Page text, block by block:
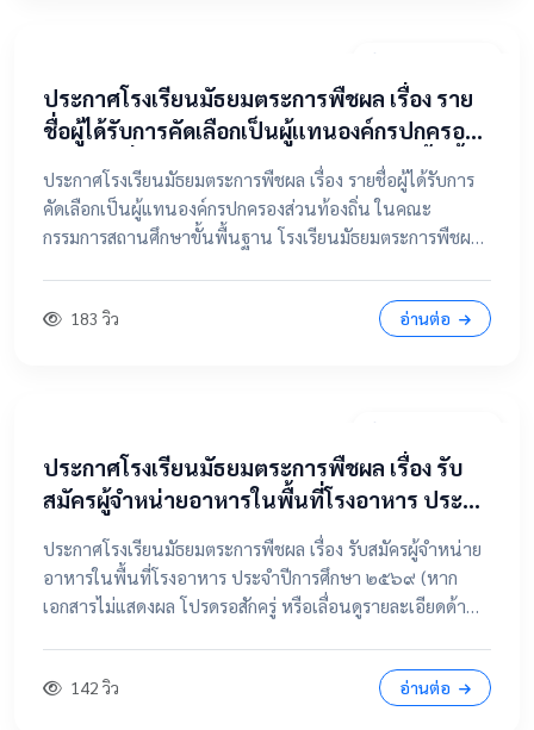
ประกาศโรงเรียนมัธยมตระการพืชผล เรื่อง ราย
ชื่อผู้ได้รับการคัดเลือกเป็นผู้แทนองค์กรปกครอง
ส่วนท้องถิ่น ในคณะกรรมการสถานศึกษาขั้นพื้น
ฐาน
ประกาศโรงเรียนมัธยมตระการพืชผล เรื่อง รายชื่อผู้ได้รับการ
คัดเลือกเป็นผู้แทนองค์กรปกครองส่วนท้องถิ่น ในคณะ
กรรมการสถานศึกษาขั้นพื้นฐาน โรงเรียนมัธยมตระการพืชผล
183 วิว อ่านต่อ
ประกาศโรงเรียนมัธยมตระการพืชผล เรื่อง รับ
สมัครผู้จำหน่ายอาหารในพื้นที่โรงอาหาร ประจำ
ปีการศึกษา ๒๕๖๙
ประกาศโรงเรียนมัธยมตระการพืชผล เรื่อง รับสมัครผู้จำหน่าย
อาหารในพื้นที่โรงอาหาร ประจำปีการศึกษา ๒๕๖๙ (หาก
เอกสารไม่แสดงผล โปรดรอสักครู่ หรือเลื่อนดูรายละเอียดด้าน
142 วิว อ่านต่อ